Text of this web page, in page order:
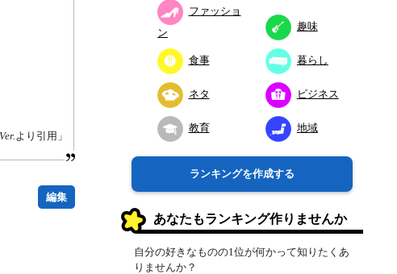
より引用」
編集
ファッショ
ン
趣味
食事 暮らし
ネタ ビジネス
教育 地域
ランキングを作成する
あなたもランキング作りませんか
自分の好きなものの1位が何かって知りたくあ
りませんか？